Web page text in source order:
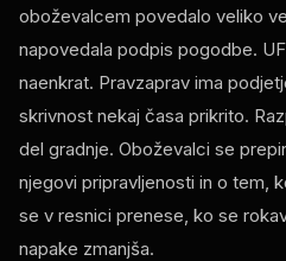
oboževalcem povedalo veliko
napovedala podpis pogodbe.
naenkrat. Pravzaprav ima
skrivnost nekaj časa prikrito.
del gradnje. Oboževalci se
njegovi pripravljenosti in o tem,
se v resnici prenese, ko se
napake zmanjša.